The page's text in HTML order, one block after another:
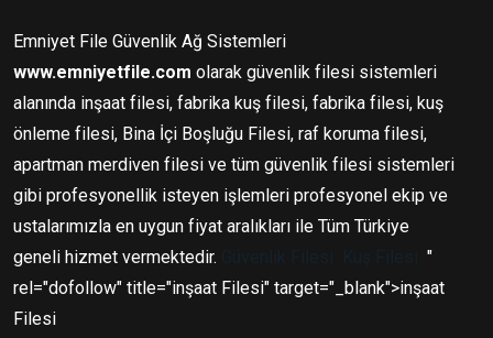
Emniyet File Güvenlik Ağ Sistemleri
www.emniyetfile.com olarak güvenlik filesi sistemleri
alanında inşaat filesi, fabrika kuş filesi, fabrika filesi, kuş
önleme filesi, Bina İçi Boşluğu Filesi, raf koruma filesi,
apartman merdiven filesi ve tüm güvenlik filesi sistemleri
gibi profesyonellik isteyen işlemleri profesyonel ekip ve
ustalarımızla en uygun fiyat aralıkları ile Tüm Türkiye
geneli hizmet vermektedir.
"
rel="dofollow" title="inşaat Filesi" target="_blank">inşaat
Filesi